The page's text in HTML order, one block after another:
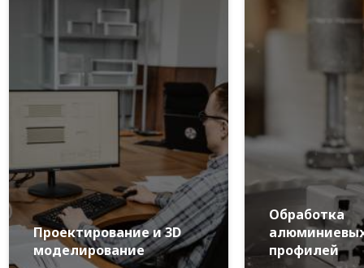
Проектирование и 3D
моделирование
Обработка
профилей